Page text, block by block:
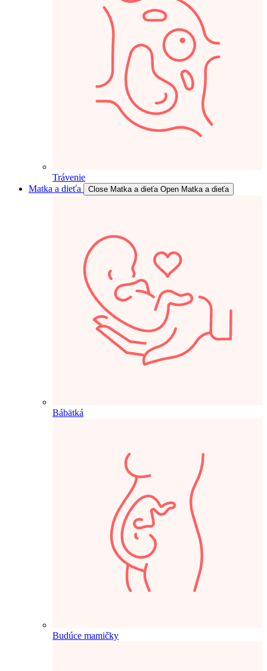
Trávenie
Matka a dieťa
Close Matka a dieťa Open Matka a dieťa
Bábätká
Budúce mamičky